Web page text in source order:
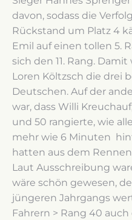
davon, sodass die
Rückstand um Platz 4
Emil auf einen tollen 5.
sich den 11. Rang.
Loren Költzsch die drei
Deutschen. Auf der
war, dass Willi
und 50 rangierte, wie
mehr wie 6 Minuten
hatten aus dem
Laut Ausschreibung
wäre schön gewesen,
jüngeren Jahrgangs
Fahrern > Rang 40